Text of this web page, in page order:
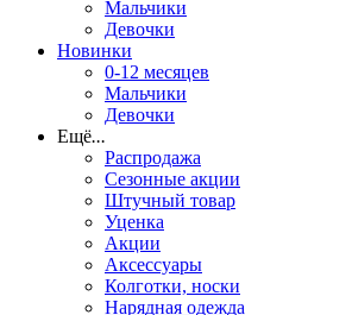
Мальчики
Девочки
Новинки
0-12 месяцев
Мальчики
Девочки
Ещё...
Распродажа
Сезонные акции
Штучный товар
Уценка
Акции
Аксессуары
Колготки, носки
Нарядная одежда